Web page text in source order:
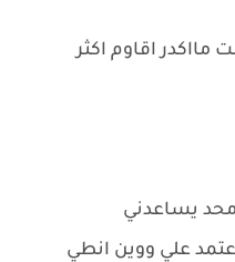
مااكدر اقاوم اكثر
يساعدني
علي ووين انطي